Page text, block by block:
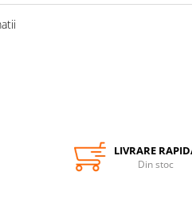
LIVRARE
Din stoc